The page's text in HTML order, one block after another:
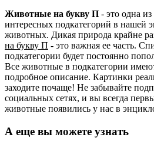
Животные на букву П - это одна
интересных подкатегорий в нашей
животных. Дикая природа крайне
на букву П - это важная ее часть.
подкатегории будет постоянно
Все животные в подкатегории
подробное описание. Картинки
заходите почаще! Не забывайте
социальных сетях, и вы всегда
животные появились у нас в
А еще вы можете узнать